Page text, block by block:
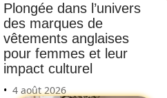
Plongée dans l’univers
des marques de
vêtements anglaises
pour femmes et leur
impact culturel
4 août 2026